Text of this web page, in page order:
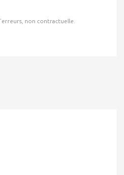
non contractuelle.